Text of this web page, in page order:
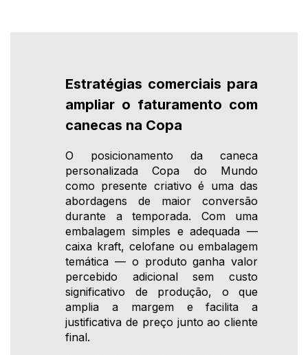
Estratégias comerciais para
ampliar o faturamento com
canecas na Copa
O posicionamento da caneca
personalizada Copa do Mundo
como presente criativo é uma das
abordagens de maior conversão
durante a temporada. Com uma
embalagem simples e adequada —
caixa kraft, celofane ou embalagem
temática — o produto ganha valor
percebido adicional sem custo
significativo de produção, o que
amplia a margem e facilita a
justificativa de preço junto ao cliente
final.